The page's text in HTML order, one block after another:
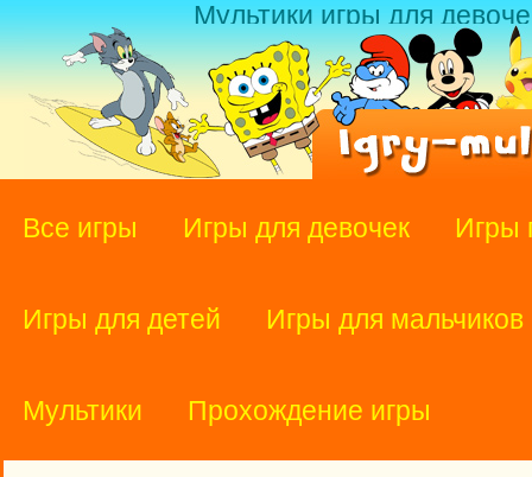
Мультики игры для
Все игры Игры для девочек Игры
Игры для детей Игры для мальчиков
Мультики Прохождение игры